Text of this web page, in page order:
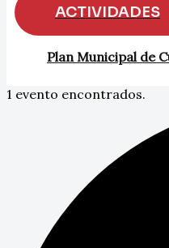
ACTIVIDADES
Plan Municipal de
1 evento encontrados.